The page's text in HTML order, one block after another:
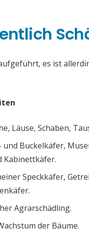
es ist
Läuse, Schaben,
Buckelkäfer,
Kabinettkäfer.
Speckkäfer,
Agrarschädling.
der Bäume.